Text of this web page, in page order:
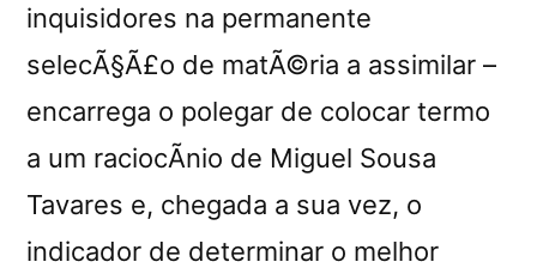
by
Bodyspace
inquisidores na permanente
selecÃ§Ã£o de matÃ©ria a assimilar –
encarrega o polegar de colocar termo
a um raciocÃ­nio de Miguel Sousa
Tavares e, chegada a sua vez, o
indicador de determinar o melhor